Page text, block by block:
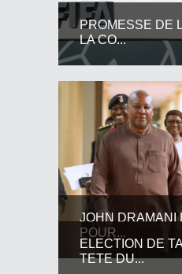
PROMESSE DE
LA CO...
JOHN DRAMANI
POUR...
ELECTION DE
TETE DU...